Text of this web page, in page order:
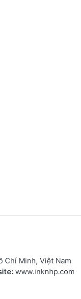
Chí Minh, Việt Nam
www.inknhp.com